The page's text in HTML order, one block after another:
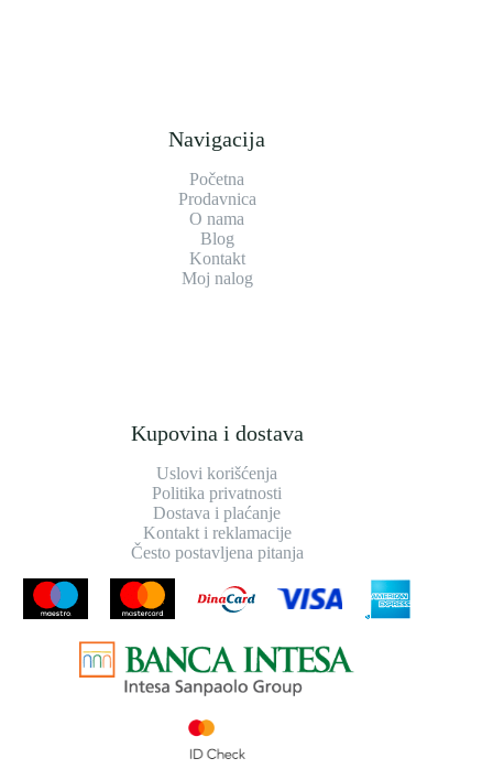
Navigacija
Početna
Prodavnica
O nama
Blog
Kontakt
Moj nalog
Kupovina i dostava
Uslovi korišćenja
Politika privatnosti
Dostava i plaćanje
Kontakt i reklamacije
Često postavljena pitanja